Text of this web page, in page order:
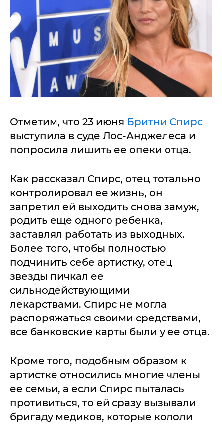
Отметим, что 23 июня Бритни Спирс
выступила в суде Лос-Анджелеса и
попросила лишить ее опеки отца.
Как рассказал Спирс, отец тотально
контролировал ее жизнь, он
запретил ей выходить снова замуж,
родить еще одного ребенка,
заставлял работать из выходных.
Более того, чтобы полностью
подчинить себе артистку, отец
звезды пичкал ее
сильнодействующими
лекарствами. Спирс не могла
распоряжаться своими средствами,
все банковские карты были у ее отца.
Кроме того, подобным образом к
артистке относились многие члены
ее семьи, а если Спирс пыталась
противиться, то ей сразу вызывали
бригаду медиков, которые кололи